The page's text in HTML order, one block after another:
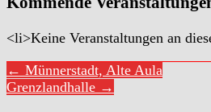
<li>Keine Veranstaltungen an
← Münnerstadt, Alte Aula
Grenzlandhalle →